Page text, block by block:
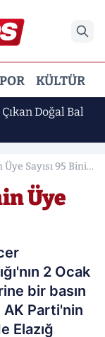
KÜLTÜR
Doğal Bal
Sayısı 95 Bini
Üye
2 Ocak
bir basın
AK Parti'nin
Elazığ